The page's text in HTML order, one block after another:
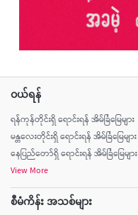
ဝယ်ရန်
ရန်ကုန်တိုင်းရှိ ရောင်းရန် အိမ်ခြံမြေများ
မန္တလေးတိုင်းရှိ ရောင်းရန် အိမ်ခြံမြေများ
နေပြည်တော်ရှိ ရောင်းရန် အိမ်ခြံမြေများ
View More
စီမံကိန်း အသစ်များ